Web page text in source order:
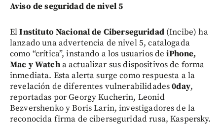
Aviso de seguridad de nivel 5
ElInstituto Nacional de Ciberseguridad(Incibe) ha
lanzado una advertencia de nivel 5, catalogada
como “crítica”, instando a los usuarios de iPhone,
Mac y Watcha actualizar sus dispositivos de forma
inmediata. Esta alerta surge como respuesta a la
revelación de diferentes vulnerabilidades0day,
reportadas por Georgy Kucherin, Leonid
Bezvershenko y Boris Larin, investigadores de la
reconocida firma de ciberseguridad rusa, Kaspersky.